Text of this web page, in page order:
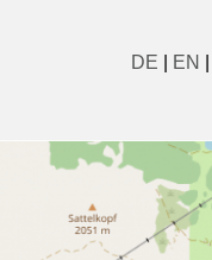
DE EN